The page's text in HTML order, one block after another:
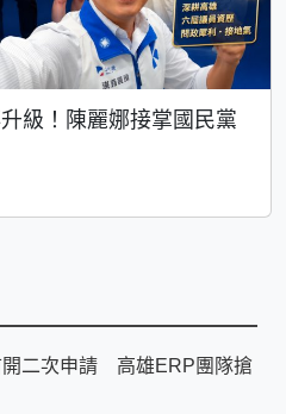
級！陳麗娜接掌國民黨
開二次申請 高雄ERP團隊搶